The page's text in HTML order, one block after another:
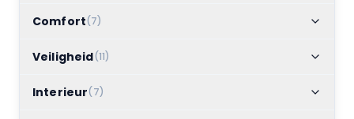
Comfort(7)
Veiligheid(11)
Interieur(7)